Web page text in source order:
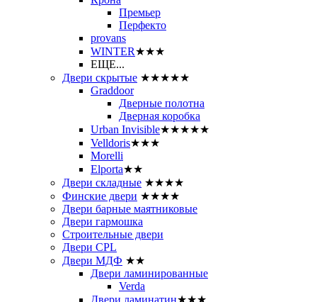
Премьер
Перфекто
provans
WINTER★★★
ЕЩЕ...
Двери скрытые ★★★★★
Graddoor
Дверные полотна
Дверная коробка
Urban Invisible★★★★★
Velldoris★★★
Morelli
Elporta★★
Двери складные ★★★★
Финские двери ★★★★
Двери барные маятниковые
Двери гармошка
Строительные двери
Двери CРL
Двери МДФ ★★
Двери ламинированные
Verda
Двери ламинатин★★★